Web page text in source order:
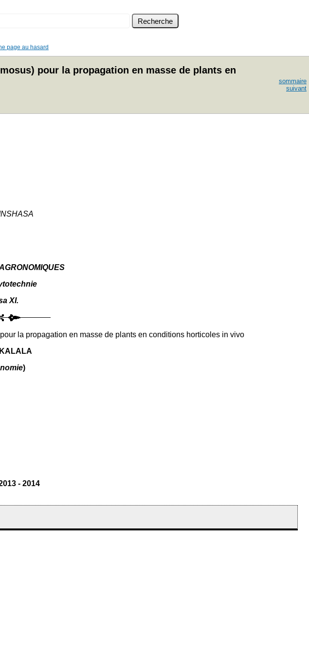
page au hasard
pour la propagation en masse de plants en
sommaire
suivant
XI.
la propagation en masse de plants en conditions horticoles in vivo
)
- 2014